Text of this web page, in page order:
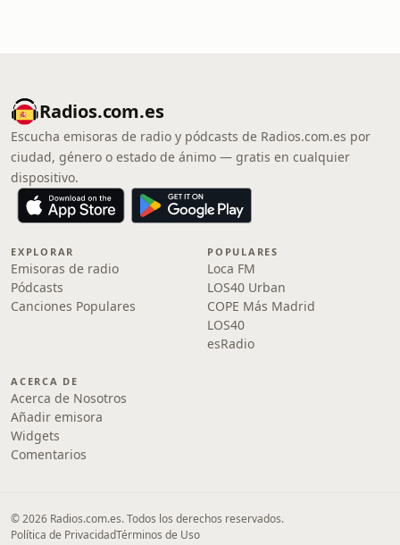
Radios.com.es
Escucha emisoras de radio y pódcasts de Radios.com.es por
ciudad, género o estado de ánimo — gratis en cualquier
dispositivo.
EXPLORAR
Emisoras de radio
Pódcasts
Canciones Populares
POPULARES
Loca FM
LOS40 Urban
COPE Más Madrid
LOS40
esRadio
ACERCA DE
Acerca de Nosotros
Añadir emisora
Widgets
Comentarios
© 2026 Radios.com.es. Todos los derechos reservados.
Política de PrivacidadTérminos de Uso